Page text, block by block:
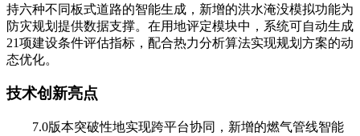
持六种不同板式道路的智能生成，新增的洪水淹没模拟功能为
防灾规划提供数据支撑。在用地评定模块中，系统可自动生成
21项建设条件评估指标，配合热力分析算法实现规划方案的动
态优化。
技术创新亮点
7.0版本突破性地实现跨平台协同，新增的燃气管线智能